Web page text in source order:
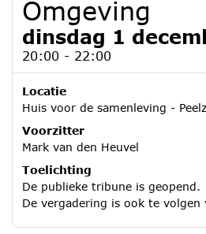
Omgeving
dinsdag 1
20:00 - 22:00
Locatie
Huis voor de samenleving -
Voorzitter
Mark van den Heuvel
Toelichting
De publieke tribune is geopend.
De vergadering is ook te volgen